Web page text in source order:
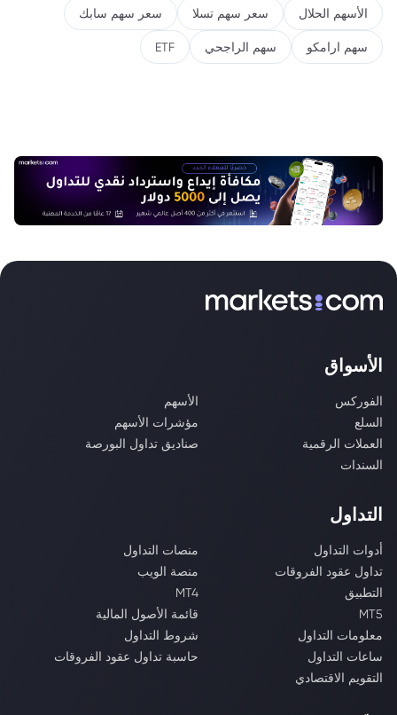
الأسهم الحلال سعر سهم تسلا سعر سهم سابك
سهم ارامكو سهم الراجحي ETF
الأسواق
الفوركس
الأسهم
السلع
مؤشرات الأسهم
العملات الرقمية
صناديق تداول البورصة
السندات
التداول
أدوات التداول
منصات التداول
تداول عقود الفروقات
منصة الويب
التطبيق
MT4
MT5
قائمة الأصول المالية
معلومات التداول
شروط التداول
ساعات التداول
حاسبة تداول عقود الفروقات
التقويم الاقتصادي